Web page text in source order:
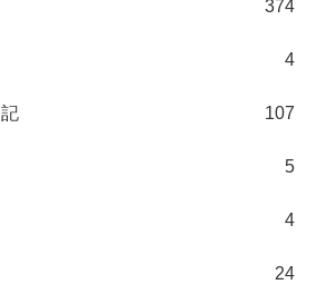
374
4
107
5
4
24